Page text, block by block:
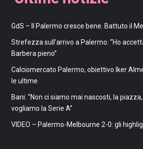
GdS – Il Palermo cresce bene. Battuto il
Strefezza sull’arrivo a Palermo: “Ho
Barbera pieno”
Calciomercato Palermo, obiettivo Iker
le ultime
Bani: “Non ci siamo mai nascosti, la
vogliamo la Serie A”
VIDEO – Palermo-Melbourne 2-0: gli